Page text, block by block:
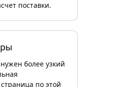
поставки.
более узкий
по этой